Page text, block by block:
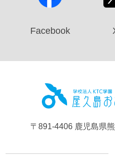
Facebook
〒891-4406 鹿児島県